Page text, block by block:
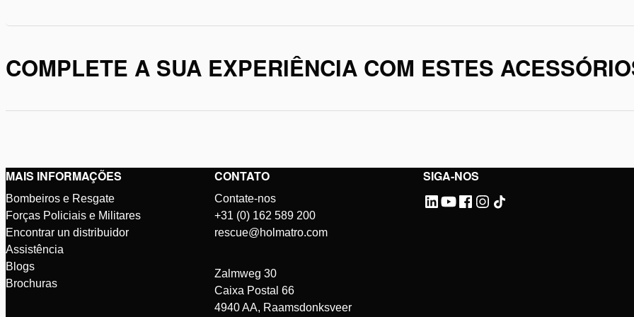
COMPLETE A SUA EXPERIÊNCIA COM ESTES
SIGA-NOS
MAIS INFORMAÇÕES
Bombeiros e Resgate
Forças Policiais e Militares
Encontrar un distribuidor
Assistência
Blogs
Brochuras
CONTATO
Contate-nos
+31 (0) 162 589 200
rescue@holmatro.com
Zalmweg 30
Caixa Postal 66
4940 AA, Raamsdonksveer